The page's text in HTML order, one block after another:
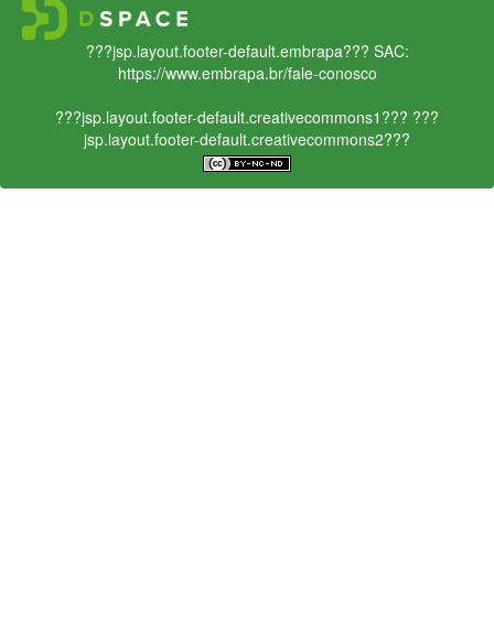
???jsp.layout.footer-default.embrapa??? SAC:
https://www.embrapa.br/fale-conosco
???jsp.layout.footer-default.creativecommons1??? ???
jsp.layout.footer-default.creativecommons2???